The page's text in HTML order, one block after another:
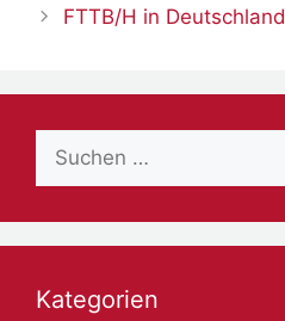
FTTB/H in Deutschland
Suche
nach:
Kategorien